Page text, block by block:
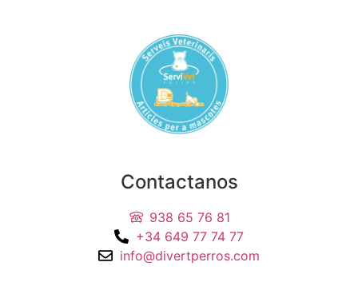
Contactanos
938 65 76 81
+34 649 77 74 77
info@divertperros.com